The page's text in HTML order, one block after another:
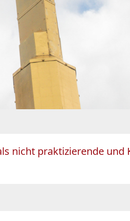
nicht praktizierende und